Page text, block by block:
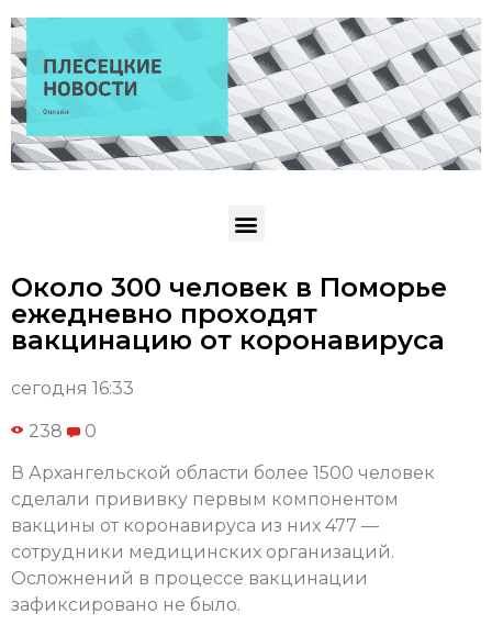
Около 300 человек в Поморье
ежедневно проходят
вакцинацию от коронавируса
сегодня 16:33
238 0
В Архангельской области более 1500 человек
сделали прививку первым компонентом
вакцины от коронавируса из них 477 —
сотрудники медицинских организаций.
Осложнений в процессе вакцинации
зафиксировано не было.